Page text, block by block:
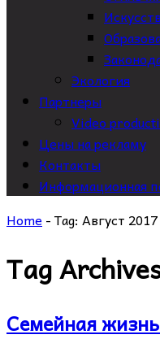
Экология
Партнеры
Video
Цены на рекламу
Контакты
Информационная
Home-Tag: Август 2017
Tag
Семейная